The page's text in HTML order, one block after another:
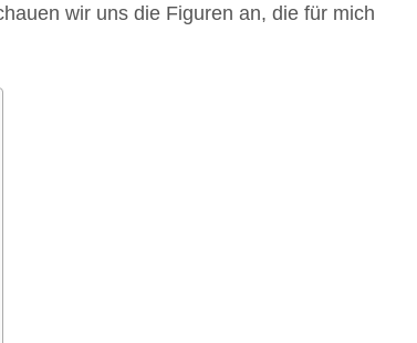
wir uns die Figuren an, die für mich